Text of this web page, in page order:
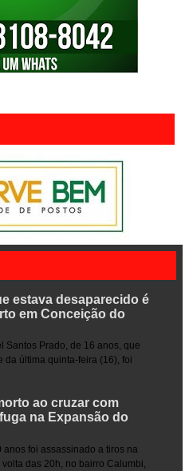
estava desaparecido é
em Conceição do
Santos Prado, de 16 anos, que
da última quinta-feira (16), foi
ao cruzar com
na Expansão do
anos foi assassinado a tiros na
das 20h, no bairro Calumbi,